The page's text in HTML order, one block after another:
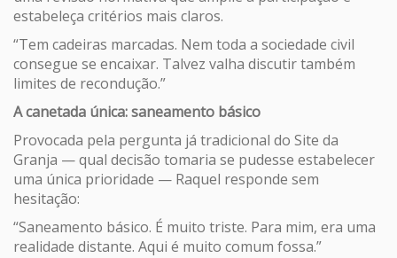
estabeleça critérios mais claros.
“Tem cadeiras marcadas. Nem toda a sociedade civil
consegue se encaixar. Talvez valha discutir também
limites de recondução.”
A canetada única: saneamento básico
Provocada pela pergunta já tradicional do Site da
Granja — qual decisão tomaria se pudesse estabelecer
uma única prioridade — Raquel responde sem
hesitação:
“Saneamento básico. É muito triste. Para mim, era uma
realidade distante. Aqui é muito comum fossa.”